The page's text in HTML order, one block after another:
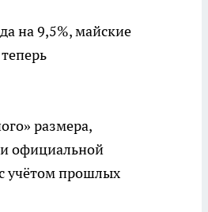
на 9,5%, майские
размера,
официальной
учётом прошлых